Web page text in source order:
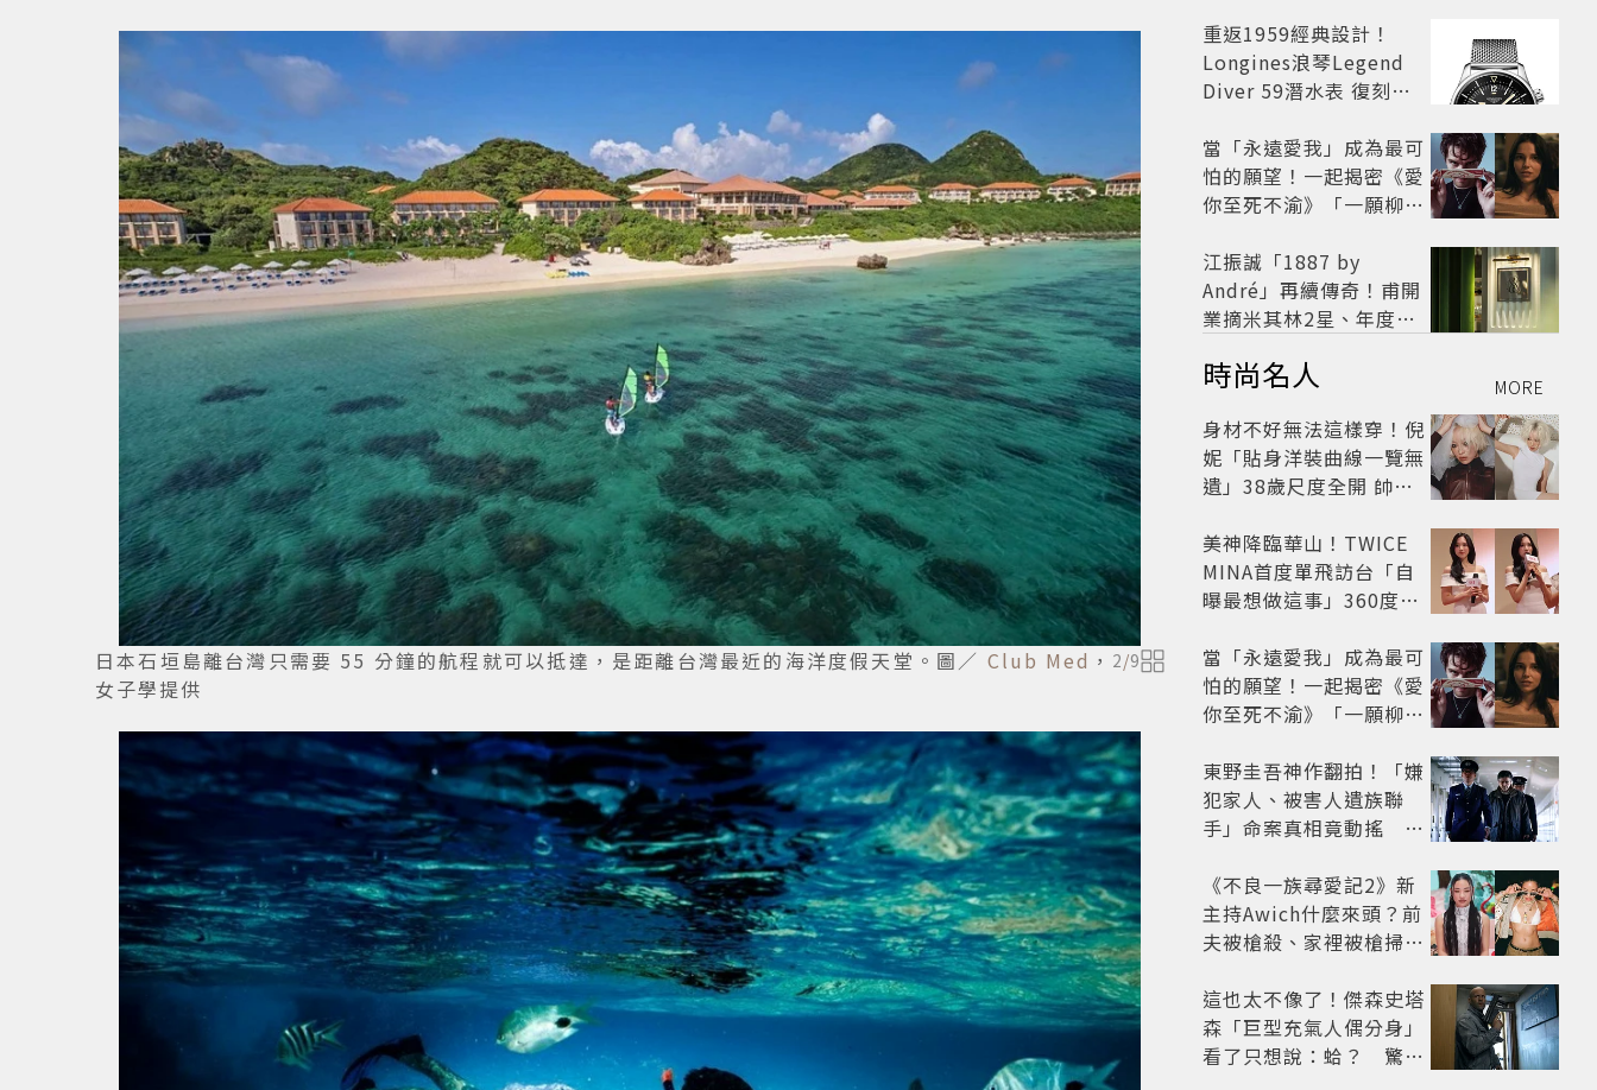
日本石垣島離台灣只需要 55 分鐘的航程就可以抵達，是距離台灣最近的海洋度假天堂。圖／ Club Med ，
女子學提供
2/9
開
重返1959經典設計！
Longines浪琴Legend
Diver 59潛水表 復刻懷
當「永遠愛我」成為最可
怕的願望！一起揭密《愛
你至死不渝》「一願柳」
路
江振誠「1887 by
André」再續傳奇！甫開
業摘米其林2星、年度開
時尚名人 MORE
身材不好無法這樣穿！倪
妮「貼身洋裝曲線一覽無
遺」38歲尺度全開 帥氣
美神降臨華山！TWICE
MINA首度單飛訪台「自
曝最想做這事」360度0
開
當「永遠愛我」成為最可
怕的願望！一起揭密《愛
你至死不渝》「一願柳」
路
東野圭吾神作翻拍！「嫌
犯家人、被害人遺族聯
手」命案真相竟動搖
框架展開
《不良一族尋愛記2》新
主持Awich什麼來頭？前
夫被槍殺、家裡被槍掃射
馬！
這也太不像了！傑森史塔
森「巨型充氣人偶分身」
看了只想說：蛤？ 驚喜